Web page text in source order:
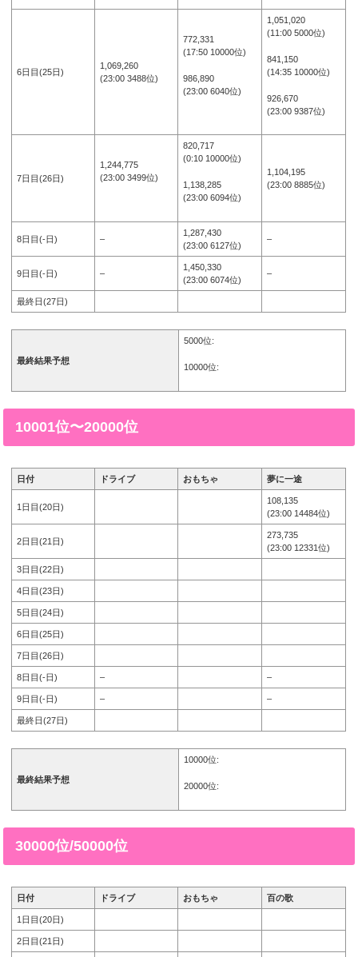
6日目(25日)
1,069,260
(23:00 3488位)
772,331
(17:50 10000位)
986,890
(23:00 6040位)
1,051,020
(11:00 5000位)
841,150
(14:35 10000位)
926,670
(23:00 9387位)
7日目(26日)
1,244,775
(23:00 3499位)
820,717
(0:10 10000位)
1,138,285
(23:00 6094位)
1,104,195
(23:00 8885位)
8日目(-日) –
1,287,430
(23:00 6127位)
–
9日目(-日) –
1,450,330
(23:00 6074位)
–
最終日(27日)
最終結果予想
5000位:
10000位:
10001位〜20000位
日付 ドライブ おもちゃ 夢に一途
1日目(20日)
108,135
(23:00 14484位)
2日目(21日)
273,735
(23:00 12331位)
3日目(22日)
4日目(23日)
5日目(24日)
6日目(25日)
7日目(26日)
8日目(-日) – –
9日目(-日) – –
最終日(27日)
最終結果予想
10000位:
20000位:
30000位/50000位
日付 ドライブ おもちゃ 百の歌
1日目(20日)
2日目(21日)